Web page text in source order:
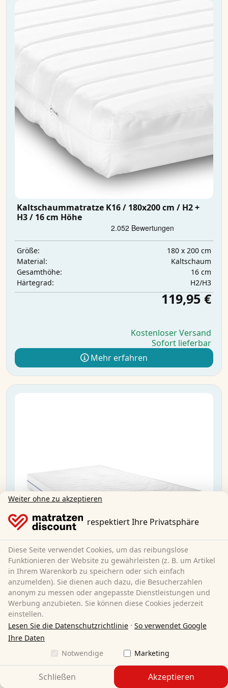
Kaltschaummatratze K16 / 180x200 cm / H2 +
H3 / 16 cm Höhe
Größe:
180 x 200 cm
Material:
Kaltschaum
Gesamthöhe:
16 cm
Härtegrad:
H2/H3
119,95 €
Kostenloser Versand
Sofort lieferbar
Mehr erfahren
Supportho Premium 180x200 cm H2/H3
Größe:
180 x 200 cm
Material:
Härtegrad:
H2/H3
169,95 €
Weiter ohne zu akzeptieren
respektiert Ihre Privatsphäre
Diese Seite verwendet Cookies, um das reibungslose
Funktionieren der Website zu gewährleisten (z. B. um Artikel
in Ihrem Warenkorb zu speichern oder sich einfach
anzumelden). Sie dienen auch dazu, die Besucherzahlen
anonym zu messen oder angepasste Dienstleistungen und
Werbung anzubieten. Sie können diese Cookies jederzeit
einstellen.
Lesen Sie die Datenschutzrichtlinie · So verwendet Google
Ihre Daten
Notwendige
Marketing
Schließen Akzeptieren